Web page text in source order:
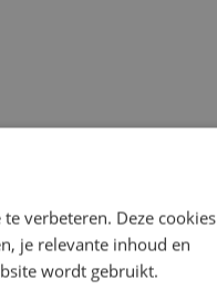
verbeteren. Deze cookies
je relevante inhoud en
wordt gebruikt.